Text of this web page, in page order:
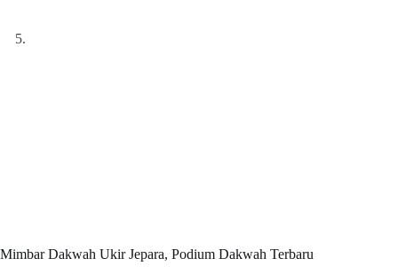
Mimbar Dakwah Ukir Jepara, Podium Dakwah Terbaru